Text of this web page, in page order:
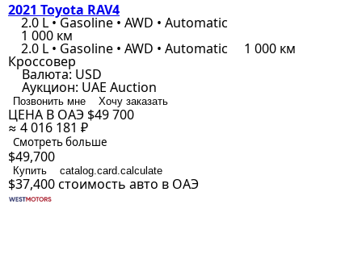
2021 Toyota RAV4
2.0 L • Gasoline • AWD • Automatic
1 000 км
2.0 L • Gasoline • AWD • Automatic 1 000 км
Кроссовер
Валюта: USD
Аукцион: UAE Auction
Позвонить мне Хочу заказать
ЦЕНА В ОАЭ $49 700
≈ 4 016 181 ₽
Смотреть больше
$49,700
Купить catalog.card.calculate
$37,400стоимость авто в ОАЭ